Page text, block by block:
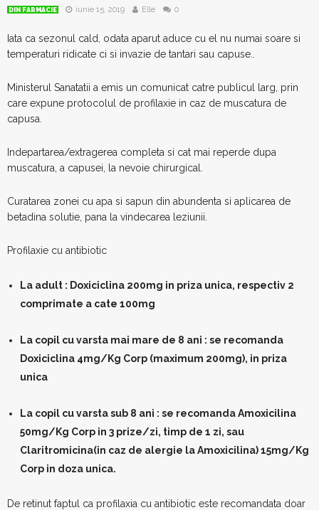
DIN FARMACIE iunie 15, 2019 Elle 0
Iata ca sezonul cald, odata aparut aduce cu el nu numai soare si
temperaturi ridicate ci si invazie de tantari sau capuse..
Ministerul Sanatatii a emis un comunicat catre publicul larg, prin
care expune protocolul de profilaxie in caz de muscatura de
capusa.
Indepartarea/extragerea completa si cat mai reperde dupa
muscatura, a capusei, la nevoie chirurgical.
Curatarea zonei cu apa si sapun din abundenta si aplicarea de
betadina solutie, pana la vindecarea leziunii.
Profilaxie cu antibiotic
La adult : Doxiciclina 200mg in priza unica, respectiv 2
comprimate a cate 100mg
La copil cu varsta mai mare de 8 ani : se recomanda
Doxiciclina 4mg/Kg Corp (maximum 200mg), in priza
unica
La copil cu varsta sub 8 ani : se recomanda Amoxicilina
50mg/Kg Corp in 3 prize/zi, timp de 1 zi, sau
Claritromicina(in caz de alergie la Amoxicilina) 15mg/Kg
Corp in doza unica.
De retinut faptul ca profilaxia cu antibiotic este recomandata doar